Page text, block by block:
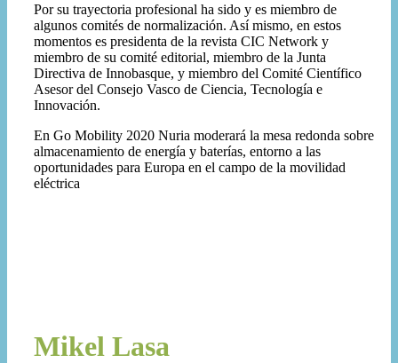
Por su trayectoria profesional ha sido y es miembro de
algunos comités de normalización. Así mismo, en estos
momentos es presidenta de la revista CIC Network y
miembro de su comité editorial, miembro de la Junta
Directiva de Innobasque, y miembro del Comité Científico
Asesor del Consejo Vasco de Ciencia, Tecnología e
Innovación.
En Go Mobility 2020 Nuria moderará la mesa redonda sobre
almacenamiento de energía y baterías, entorno a las
oportunidades para Europa en el campo de la movilidad
eléctrica
Mikel Lasa